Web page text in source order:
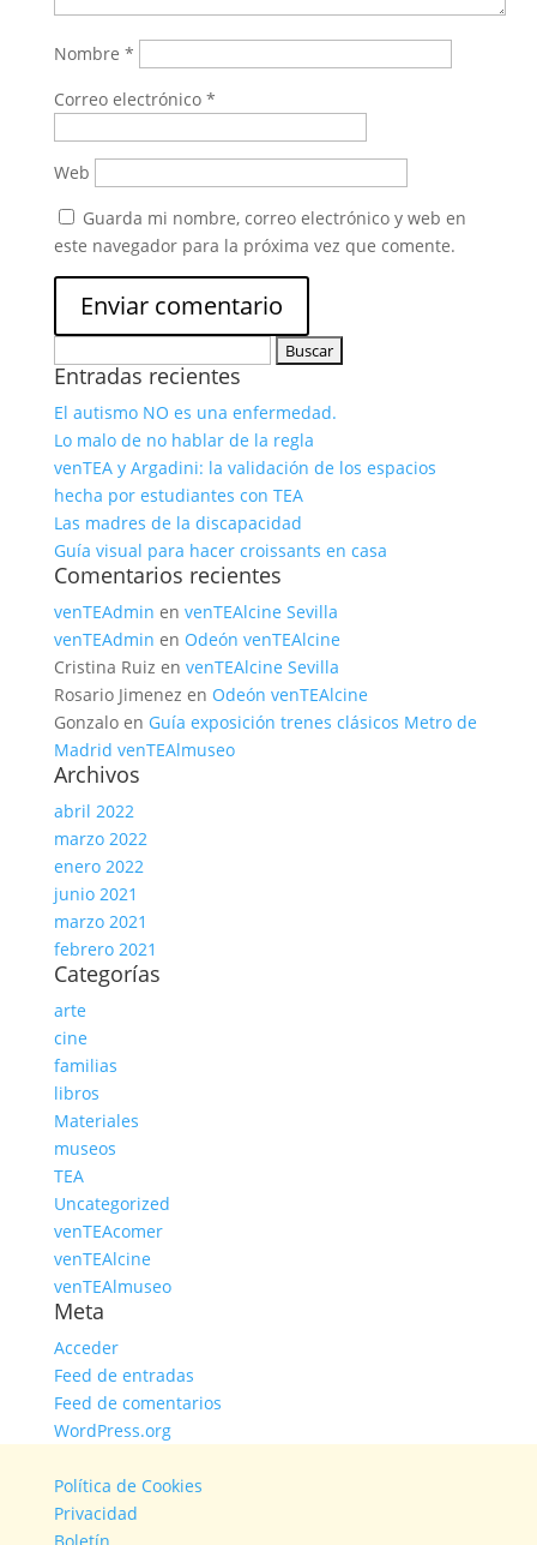
Nombre *
Correo electrónico *
Web
Guarda mi nombre, correo electrónico y web en
este navegador para la próxima vez que comente.
Entradas recientes
El autismo NO es una enfermedad.
Lo malo de no hablar de la regla
venTEA y Argadini: la validación de los espacios
hecha por estudiantes con TEA
Las madres de la discapacidad
Guía visual para hacer croissants en casa
Comentarios recientes
venTEAdmin en venTEAlcine Sevilla
venTEAdmin en Odeón venTEAlcine
Cristina Ruiz en venTEAlcine Sevilla
Rosario Jimenez en Odeón venTEAlcine
Gonzaloen Guía exposición trenes clásicos Metro de
Madrid venTEAlmuseo
Archivos
abril 2022
marzo 2022
enero 2022
junio 2021
marzo 2021
febrero 2021
Categorías
arte
cine
familias
libros
Materiales
museos
TEA
Uncategorized
venTEAcomer
venTEAlcine
venTEAlmuseo
Meta
Acceder
Feed de entradas
Feed de comentarios
WordPress.org
Política de Cookies
Privacidad